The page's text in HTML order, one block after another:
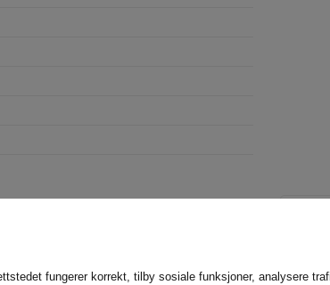
fungerer korrekt, tilby sosiale funksjoner, analysere